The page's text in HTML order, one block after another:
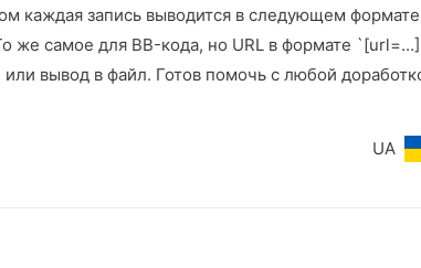
каждая запись выводится в следующем
же самое для BB-кода, но URL в формате
вывод в файл. Готов помочь с любой
UA